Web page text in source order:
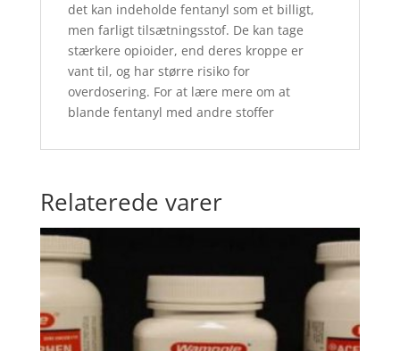
det kan indeholde fentanyl som et billigt,
men farligt tilsætningsstof. De kan tage
stærkere opioider, end deres kroppe er
vant til, og har større risiko for
overdosering. For at lære mere om at
blande fentanyl med andre stoffer
Relaterede varer